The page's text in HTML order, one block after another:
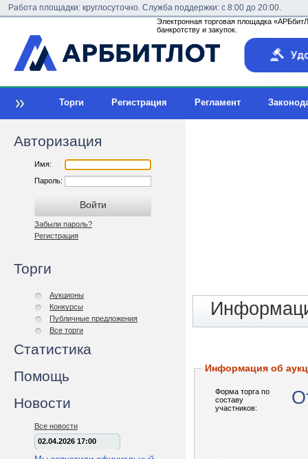
Работа площадки: круглосуточно. Служба поддержки: с 8:00 до 20:00.
Электронная торговая площадка
банкротству и закупок.
Торги Регистрация Регламент
Авторизация
Имя:
Пароль:
Забыли пароль?
Регистрация
Торги
Аукционы
Конкурсы
Публичные предложения
Все торги
Статистика
Помощь
Новости
Все новости
02.04.2026 17:00
Информация об
Форма торга по
составу
участников: